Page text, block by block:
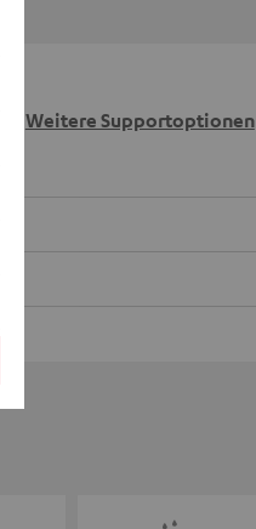
Weitere Supportoptionen